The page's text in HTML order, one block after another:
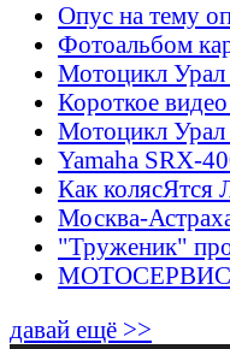
Опус на тему
Фотоальбом
Мотоцикл Урал
Короткое
Мотоцикл
Yamaha SRX-
Как колясЯтся
Москва-
"Труженик"
МОТОСЕРВИС
давай ещё >>